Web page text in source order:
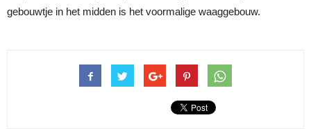
gebouwtje in het midden is het voormalige waaggebouw.